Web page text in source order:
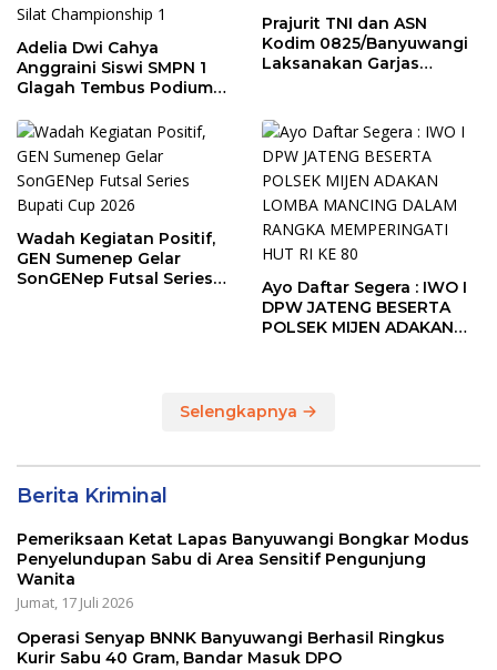
Adelia Dwi Cahya
Anggraini Siswi SMPN 1
Glagah Tembus Podium
Championship 1
Prajurit TNI dan ASN
Kodim 0825/Banyuwangi
Laksanakan Garjas
Wadah Kegiatan Positif,
GEN Sumenep Gelar
SonGENep Futsal Series
Ayo Daftar Segera : IWO I
DPW JATENG BESERTA
POLSEK MIJEN ADAKAN
Selengkapnya
Berita Kriminal
Pemeriksaan Ketat Lapas Banyuwangi Bongkar Modus
Penyelundupan Sabu di Area Sensitif Pengunjung
Wanita
Jumat, 17 Juli 2026
Operasi Senyap BNNK Banyuwangi Berhasil Ringkus
Kurir Sabu 40 Gram, Bandar Masuk DPO